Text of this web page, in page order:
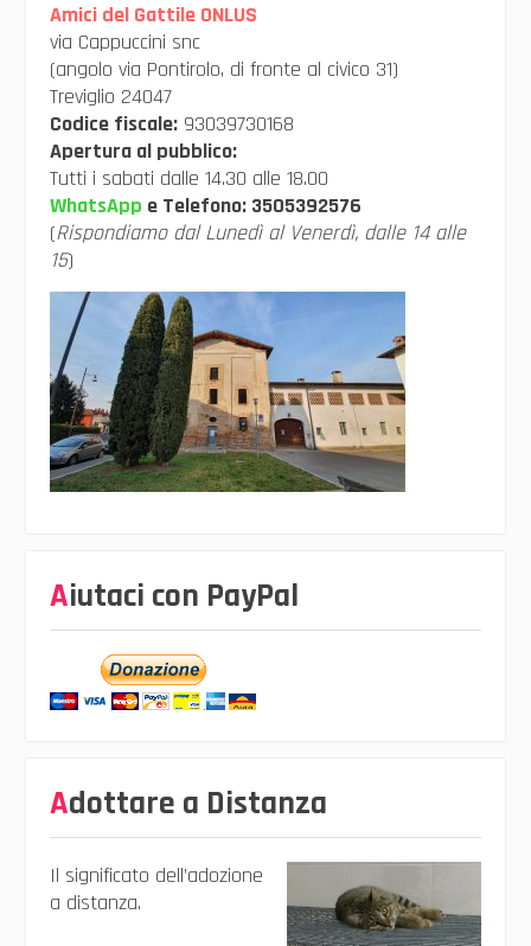
Amici del Gattile ONLUS
via Cappuccini snc
(angolo via Pontirolo, di fronte al civico 31)
Treviglio 24047
Codice fiscale:93039730168
Apertura al pubblico:
Tutti i sabati dalle 14.30 alle 18.00
WhatsApp e Telefono: 3505392576
(Rispondiamo dal Lunedì al Venerdì, dalle 14 alle
15)
Aiutaci con PayPal
Adottare a Distanza
Il significato dell’adozione
a distanza.